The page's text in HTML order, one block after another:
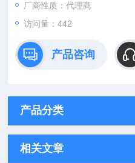
厂商性质：代理商
访问量：442
产品咨询
产品分类
相关文章